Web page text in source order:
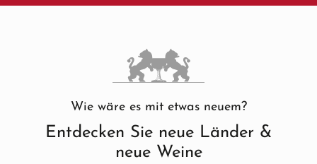
Wie wäre es mit etwas neuem?
Entdecken Sie neue Länder &
neue Weine